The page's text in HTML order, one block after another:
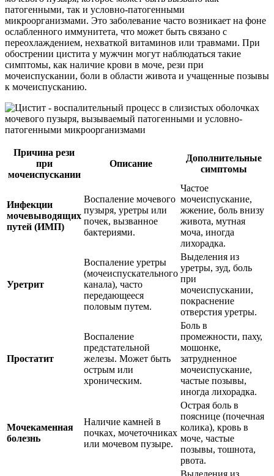
патогенными, так и условно-патогенными
микроорганизмами. Это заболевание часто возникает на фоне
ослабленного иммунитета, что может быть связано с
переохлаждением, нехваткой витаминов или травмами. При
обострении цистита у мужчин могут наблюдаться такие
симптомы, как наличие крови в моче, рези при
мочеиспускании, боли в области живота и учащенные позывы
к мочеиспусканию.
Причина рези
при
мочеиспускании
Описание
Дополнительные
симптомы
Инфекции
мочевыводящих
путей (ИМП)
Воспаление мочевого
пузыря, уретры или
почек, вызванное
бактериями.
Частое
мочеиспускание,
жжение, боль внизу
живота, мутная
моча, иногда
лихорадка.
Уретрит
Воспаление уретры
(мочеиспускательного
канала), часто
передающееся
половым путем.
Выделения из
уретры, зуд, боль
при
мочеиспускании,
покраснение
отверстия уретры.
Простатит
Воспаление
предстательной
железы. Может быть
острым или
хроническим.
Боль в
промежности, паху,
мошонке,
затрудненное
мочеиспускание,
частые позывы,
иногда лихорадка.
Мочекаменная
болезнь
Наличие камней в
почках, мочеточниках
или мочевом пузыре.
Острая боль в
пояснице (почечная
колика), кровь в
моче, частые
позывы, тошнота,
рвота.